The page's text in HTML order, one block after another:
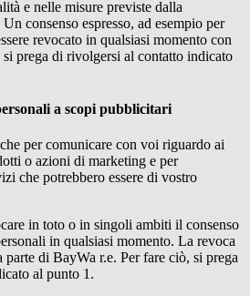
e nelle misure previste dalla
consenso espresso, ad esempio per
revocato in qualsiasi momento con
prega di rivolgersi al contatto indicato
a scopi pubblicitari
per comunicare con voi riguardo ai
o azioni di marketing e per
che potrebbero essere di vostro
in toto o in singoli ambiti il consenso
in qualsiasi momento. La revoca
parte di BayWa r.e. Per fare ciò, si prega
al punto 1.